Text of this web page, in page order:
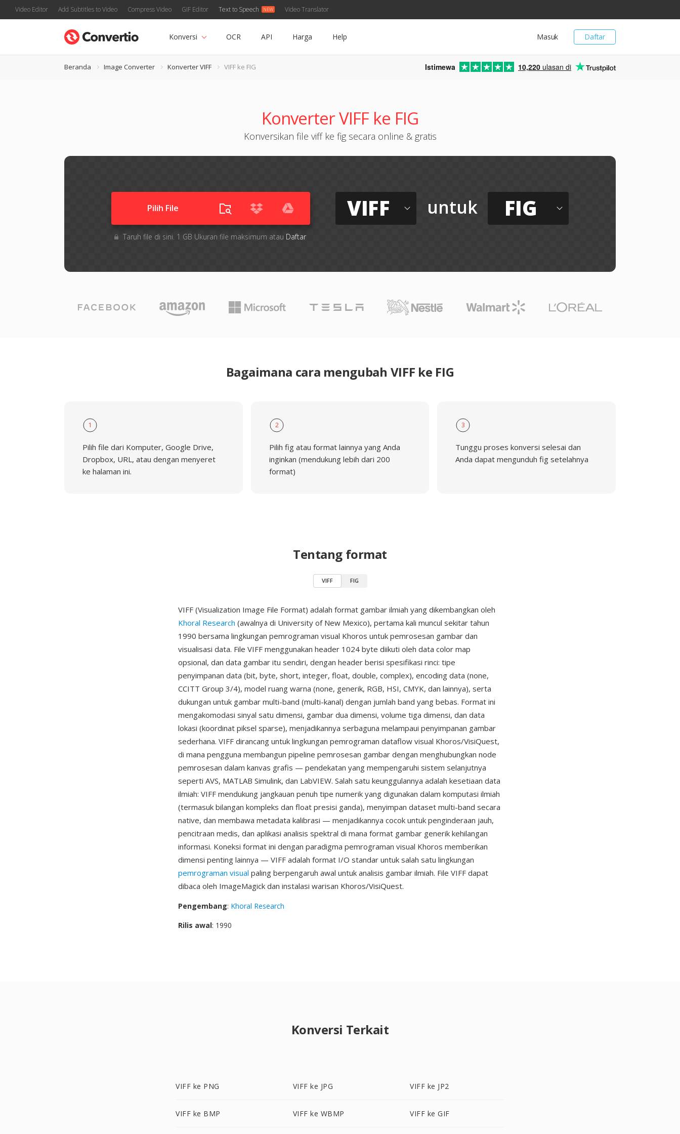
Video Editor Add Subtitles to Video Compress Video GIF Editor Text to Speech Video Translator
Daftar
Masuk
Konversi OCR API Harga Help
Beranda Image Converter Konverter VIFF VIFF ke FIG Istimewa 10,220 ulasan di
Konverter VIFF ke FIG
Konversikan file viff ke fig secara online & gratis
Pilih File
Taruh file di sini. 1 GB Ukuran file maksimum atau Daftar
VIFF untuk FIG
Bagaimana cara mengubah VIFF ke FIG
1
Pilih file dari Komputer, Google Drive,
Dropbox, URL, atau dengan menyeret
ke halaman ini.
2
Pilih fig atau format lainnya yang Anda
inginkan (mendukung lebih dari 200
format)
3
Tunggu proses konversi selesai dan
Anda dapat mengunduh fig setelahnya
Tentang format
VIFF FIG
VIFF (Visualization Image File Format) adalah format gambar ilmiah yang dikembangkan oleh
Khoral Research (awalnya di University of New Mexico), pertama kali muncul sekitar tahun
1990 bersama lingkungan pemrograman visual Khoros untuk pemrosesan gambar dan
visualisasi data. File VIFF menggunakan header 1024 byte diikuti oleh data color map
opsional, dan data gambar itu sendiri, dengan header berisi spesifikasi rinci: tipe
penyimpanan data (bit, byte, short, integer, float, double, complex), encoding data (none,
CCITT Group 3/4), model ruang warna (none, generik, RGB, HSI, CMYK, dan lainnya), serta
dukungan untuk gambar multi-band (multi-kanal) dengan jumlah band yang bebas. Format ini
mengakomodasi sinyal satu dimensi, gambar dua dimensi, volume tiga dimensi, dan data
lokasi (koordinat piksel sparse), menjadikannya serbaguna melampaui penyimpanan gambar
sederhana. VIFF dirancang untuk lingkungan pemrograman dataflow visual Khoros/VisiQuest,
di mana pengguna membangun pipeline pemrosesan gambar dengan menghubungkan node
pemrosesan dalam kanvas grafis — pendekatan yang mempengaruhi sistem selanjutnya
seperti AVS, MATLAB Simulink, dan LabVIEW. Salah satu keunggulannya adalah kesetiaan data
ilmiah: VIFF mendukung jangkauan penuh tipe numerik yang digunakan dalam komputasi ilmiah
(termasuk bilangan kompleks dan float presisi ganda), menyimpan dataset multi-band secara
native, dan membawa metadata kalibrasi — menjadikannya cocok untuk penginderaan jauh,
pencitraan medis, dan aplikasi analisis spektral di mana format gambar generik kehilangan
informasi. Koneksi format ini dengan paradigma pemrograman visual Khoros memberikan
dimensi penting lainnya — VIFF adalah format I/O standar untuk salah satu lingkungan
pemrograman visual paling berpengaruh awal untuk analisis gambar ilmiah. File VIFF dapat
dibaca oleh ImageMagick dan instalasi warisan Khoros/VisiQuest.
Pengembang: Khoral Research
Rilis awal: 1990
Konversi Terkait
VIFF ke PNG VIFF ke JPG VIFF ke JP2
VIFF ke BMP VIFF ke WBMP VIFF ke GIF